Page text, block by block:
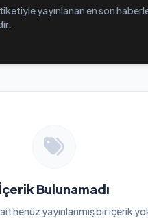
yayınlanan en son
İçerik Bulunamadı
henüz yayınlanmış bir içerik